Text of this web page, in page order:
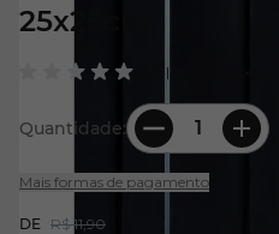
| 0 Avaliações
25x25cm
Quantidade:
Mais formas de pagamento
R$ 11,90